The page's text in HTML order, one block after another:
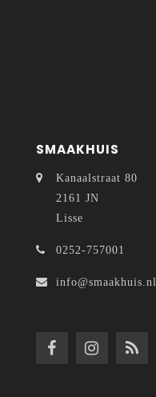
SMAAKHUIS
Kanaalstraat 80
2161 JN
Lisse
0252-757001
info@smaakhuis.nl